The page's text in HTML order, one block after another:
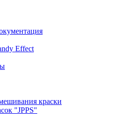
Effect
краски
"JPPS"